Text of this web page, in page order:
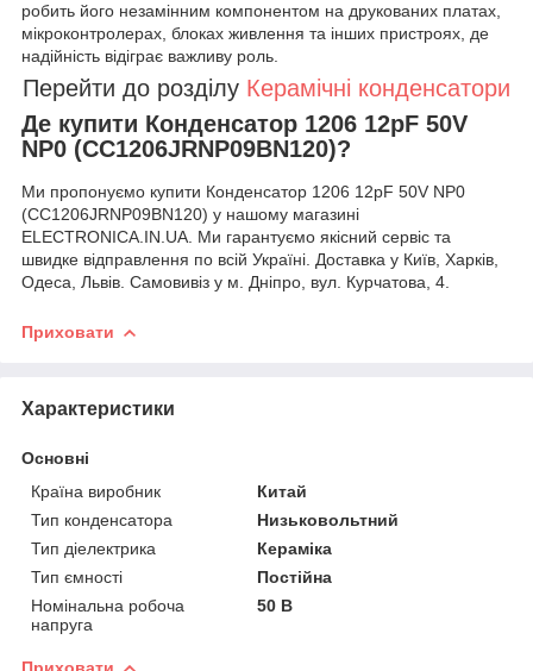
робить його незамінним компонентом на друкованих платах,
мікроконтролерах, блоках живлення та інших пристроях, де
надійність відіграє важливу роль.
Перейти до розділу Керамічні конденсатори
Де купити Конденсатор 1206 12pF 50V
NP0 (CC1206JRNP09BN120)?
Ми пропонуємо купити Конденсатор 1206 12pF 50V NP0
(CC1206JRNP09BN120) у нашому магазині
ELECTRONICA.IN.UA. Ми гарантуємо якісний сервіс та
швидке відправлення по всій Україні. Доставка у Київ, Харків,
Одеса, Львів. Самовивіз у м. Дніпро, вул. Курчатова, 4.
Приховати
Характеристики
Основні
Країна виробник
Китай
Тип конденсатора
Низьковольтний
Тип діелектрика
Кераміка
Тип ємності
Постійна
Номінальна робоча
напруга
50 В